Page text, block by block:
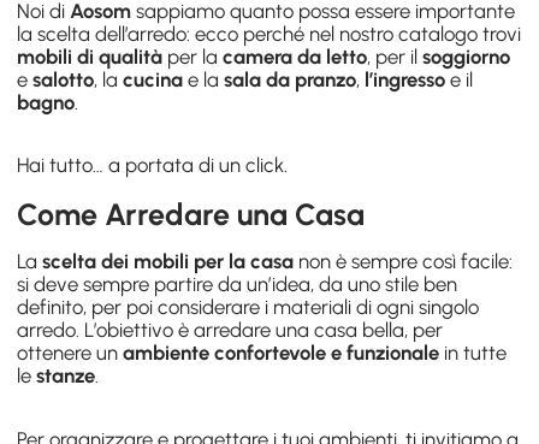
Noi di Aosom sappiamo quanto possa essere importante
la scelta dell’arredo: ecco perché nel nostro catalogo trovi
mobili di qualità per lacamera da letto, per ilsoggiorno
esalotto, lacucina e lasala da pranzo, l’ingresso e il
bagno
Hai tutto… a portata di un click.
Come Arredare una Casa
Lascelta dei mobili per la casa non è sempre così facile:
si deve sempre partire da un’idea, da uno stile ben
definito, per poi considerare i materiali di ogni singolo
arredo. L’obiettivo è arredare una casa bella, per
ottenere unambiente confortevole e funzionale in tutte
lestanze.
Per organizzare e progettare i tuoi ambienti, ti invitiamo a